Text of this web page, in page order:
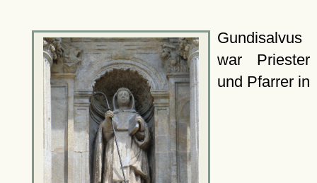
Gundisalvus
war Priester
und Pfarrer in